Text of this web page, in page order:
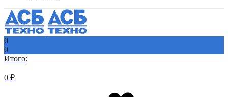
0
0
Итого:
0 ₽